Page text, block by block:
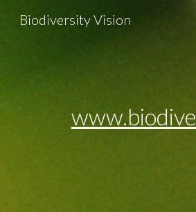
Biodiversity Vision